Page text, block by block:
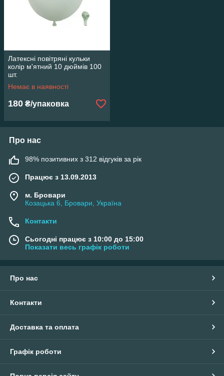
Латексні повітряні кульки
колір м'ятний 10 дюймів 100
шт.
Немає в наявності
180 ₴/упаковка
Про нас
98% позитивних з 312 відгуків за рік
Працює з 13.09.2013
м. Бровари
Козацька 6, Бровари, Україна
Контакти
Сьогодні працює з 10:00 до 15:00
Показати весь графік роботи
Про нас
Контакти
Доставка та оплата
Графік роботи